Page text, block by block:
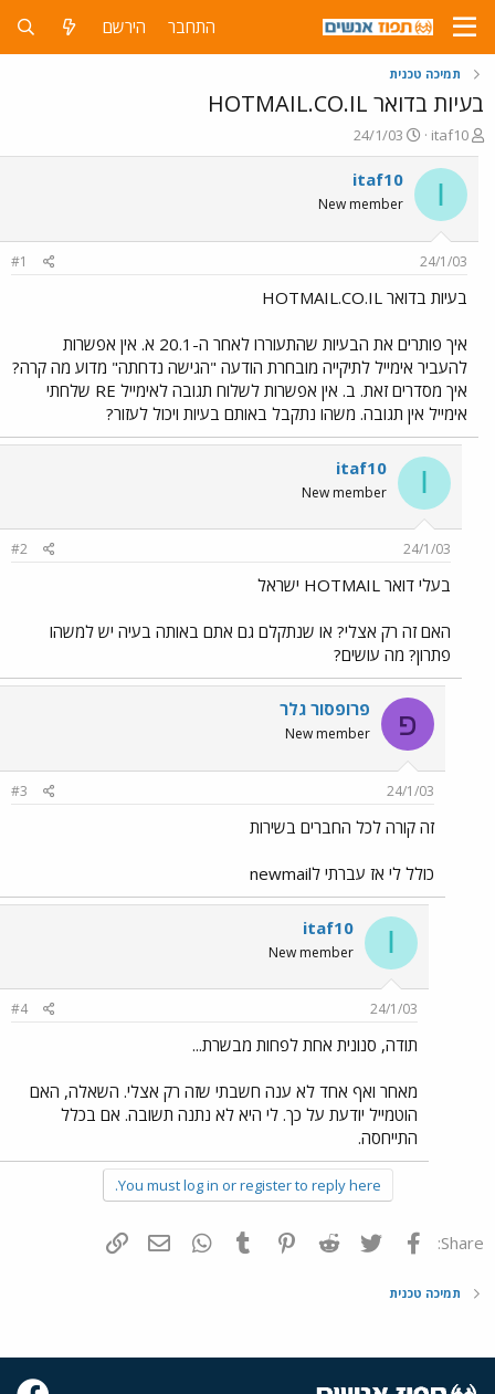
התחבר הירשם
תמיכה טכנית
בעיות בדואר HOTMAIL.CO.IL
פ
ו
ת
ח
ה
ש
א
itaf10
פ
ו
ר
ם
ר
24/1/03
I
itaf10
New member
24/1/03
#1
בעיות בדואר HOTMAIL.CO.IL
איך פותרים את הבעיות שהתעוררו לאחר ה-20.1 א. אין אפשרות
להעביר אימייל לתיקייה מובחרת הודעה "הגישה נדחתה" מדוע מה קרה?
איך מסדרים זאת. ב. אין אפשרות לשלוח תגובה לאימייל RE שלחתי
אימייל אין תגובה. משהו נתקבל באותם בעיות ויכול לעזור?
I
itaf10
New member
24/1/03
#2
בעלי דואר HOTMAIL ישראל
האם זה רק אצלי? או שנתקלם גם אתם באותה בעיה יש למשהו
פתרון? מה עושים?
פ פרופסור גלר
New member
24/1/03
#3
זה קורה לכל החברים בשירות
כולל לי אז עברתי לnewmail
I
itaf10
New member
24/1/03
#4
תודה, סנונית אחת לפחות מבשרת...
מאחר ואף אחד לא ענה חשבתי שזה רק אצלי. השאלה, האם
הוטמייל יודעת על כך. לי היא לא נתנה תשובה. אם בכלל
התייחסה.
You must log in or register to reply here.
Share: פייסבוק Twitter
Reddit
Pinterest
Tumblr
WhatsAppדואר אלקטרוני
תמיכה טכנית